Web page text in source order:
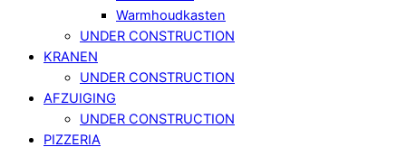
Warmhoudkasten
UNDER CONSTRUCTION
KRANEN
UNDER CONSTRUCTION
AFZUIGING
UNDER CONSTRUCTION
PIZZERIA